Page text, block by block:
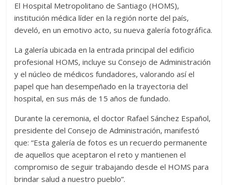
El Hospital Metropolitano de Santiago (HOMS),
institución médica líder en la región norte del país,
develó, en un emotivo acto, su nueva galería fotográfica.
La galería ubicada en la entrada principal del edificio
profesional HOMS, incluye su Consejo de Administración
y el núcleo de médicos fundadores, valorando así el
papel que han desempeñado en la trayectoria del
hospital, en sus más de 15 años de fundado.
Durante la ceremonia, el doctor Rafael Sánchez Español,
presidente del Consejo de Administración, manifestó
que: “Esta galería de fotos es un recuerdo permanente
de aquellos que aceptaron el reto y mantienen el
compromiso de seguir trabajando desde el HOMS para
brindar salud a nuestro pueblo”.